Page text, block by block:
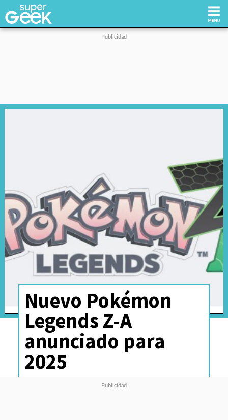
Tecnología
Streaming
Síguenos:
Nuevo Pokémon
Legends Z-A
anunciado para
2025